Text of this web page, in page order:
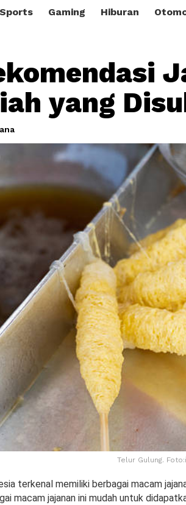
Sports Gaming Hiburan
yang
Telur Gulung.
terkenal memiliki berbagai macam
macam jajanan ini mudah untuk